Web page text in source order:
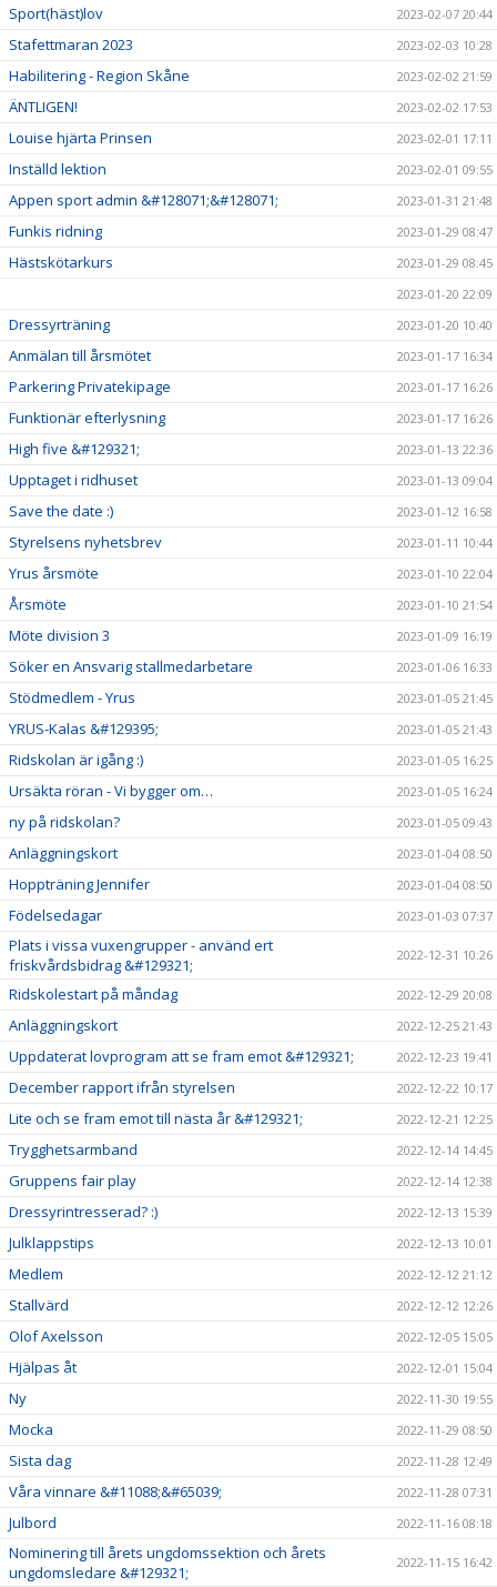
Sport(häst)lov 2023-02-07 20:44
Stafettmaran 2023 2023-02-03 10:28
Habilitering - Region Skåne 2023-02-02 21:59
ÄNTLIGEN! 2023-02-02 17:53
Louise hjärta Prinsen 2023-02-01 17:11
Inställd lektion 2023-02-01 09:55
Appen sport admin &#128071;&#128071; 2023-01-31 21:48
Funkis ridning 2023-01-29 08:47
Hästskötarkurs
2023-01-29 08:45
2023-01-20 22:09
Dressyrträning 2023-01-20 10:40
Anmälan till årsmötet 2023-01-17 16:34
Parkering Privatekipage 2023-01-17 16:26
Funktionär efterlysning 2023-01-17 16:26
High five &#129321; 2023-01-13 22:36
Upptaget i ridhuset 2023-01-13 09:04
Save the date :) 2023-01-12 16:58
Styrelsens nyhetsbrev 2023-01-11 10:44
Yrus årsmöte 2023-01-10 22:04
Årsmöte 2023-01-10 21:54
Möte division 3 2023-01-09 16:19
Söker en Ansvarig stallmedarbetare 2023-01-06 16:33
Stödmedlem - Yrus 2023-01-05 21:45
YRUS-Kalas &#129395; 2023-01-05 21:43
Ridskolan är igång :) 2023-01-05 16:25
Ursäkta röran - Vi bygger om… 2023-01-05 16:24
ny på ridskolan? 2023-01-05 09:43
Anläggningskort 2023-01-04 08:50
Hoppträning Jennifer 2023-01-04 08:50
Födelsedagar 2023-01-03 07:37
Plats i vissa vuxengrupper - använd ert
friskvårdsbidrag &#129321;
2022-12-31 10:26
Ridskolestart på måndag 2022-12-29 20:08
Anläggningskort 2022-12-25 21:43
Uppdaterat lovprogram att se fram emot &#129321; 2022-12-23 19:41
December rapport ifrån styrelsen 2022-12-22 10:17
Lite och se fram emot till nästa år &#129321; 2022-12-21 12:25
Trygghetsarmband 2022-12-14 14:45
Gruppens fair play 2022-12-14 12:38
Dressyrintresserad? :) 2022-12-13 15:39
Julklappstips 2022-12-13 10:01
Medlem 2022-12-12 21:12
Stallvärd 2022-12-12 12:26
Olof Axelsson 2022-12-05 15:05
Hjälpas åt 2022-12-01 15:04
Ny 2022-11-30 19:55
Mocka 2022-11-29 08:50
Sista dag 2022-11-28 12:49
Våra vinnare &#11088;&#65039; 2022-11-28 07:31
Julbord 2022-11-16 08:18
Nominering till årets ungdomssektion och årets
ungdomsledare &#129321;
2022-11-15 16:42